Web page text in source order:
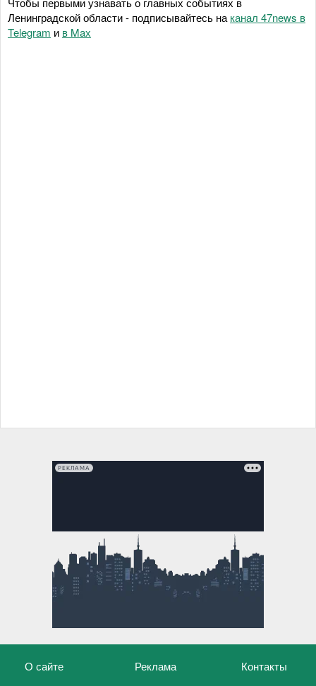
Ленинградской области - подписывайтесь на канал 47news в
Telegram и в Maх
РЕКЛАМА
О сайте Реклама Контакты